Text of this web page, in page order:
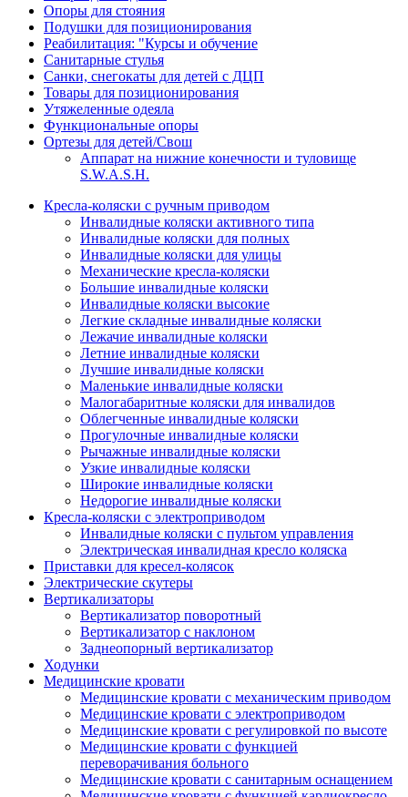
Опоры для стояния
Подушки для позиционирования
Реабилитация: "Курсы и обучение
Санитарные стулья
Санки, снегокаты для детей с ДЦП
Товары для позиционирования
Утяжеленные одеяла
Функциональные опоры
Ортезы для детей/Свош
Аппарат на нижние конечности и туловище
S.W.A.S.H.
Кресла-коляски с ручным приводом
Инвалидные коляски активного типа
Инвалидные коляски для полных
Инвалидные коляски для улицы
Механические кресла-коляски
Большие инвалидные коляски
Инвалидные коляски высокие
Легкие складные инвалидные коляски
Лежачие инвалидные коляски
Летние инвалидные коляски
Лучшие инвалидные коляски
Маленькие инвалидные коляски
Малогабаритные коляски для инвалидов
Облегченные инвалидные коляски
Прогулочные инвалидные коляски
Рычажные инвалидные коляски
Узкие инвалидные коляски
Широкие инвалидные коляски
Недорогие инвалидные коляски
Кресла-коляски с электроприводом
Инвалидные коляски с пультом управления
Электрическая инвалидная кресло коляска
Приставки для кресел-колясок
Электрические скутеры
Вертикализаторы
Вертикализатор поворотный
Вертикализатор с наклоном
Заднеопорный вертикализатор
Ходунки
Медицинские кровати
Медицинские кровати с механическим приводом
Медицинские кровати с электроприводом
Медицинские кровати с регулировкой по высоте
Медицинские кровати с функцией
переворачивания больного
Медицинские кровати с санитарным оснащением